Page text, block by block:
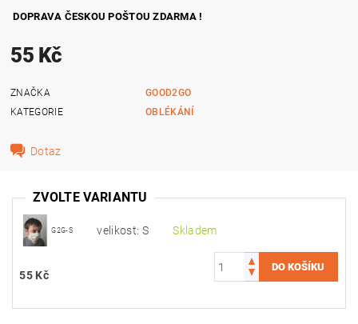
DOPRAVA ČESKOU POŠTOU ZDARMA !
55 Kč
ZNAČKA
GOOD2GO
KATEGORIE
OBLÉKÁNÍ
Dotaz
ZVOLTE VARIANTU
G2G-S velikost: S Skladem
55 Kč